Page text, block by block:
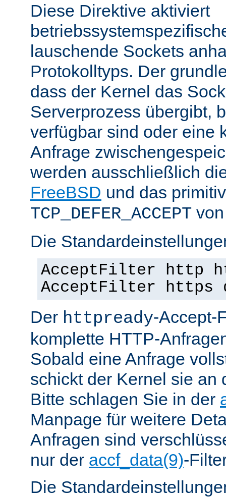
Diese Direktive aktiviert
lauschende Sockets
Protokolltyps. Der
dass der Kernel das
Serverprozess übergibt,
verfügbar sind oder eine
Anfrage
werden ausschließlich
FreeBSD und das
TCP_DEFER_ACCEPT
Die
AcceptFilter http
AcceptFilter https
Der httpready-Accept-
komplette HTTP-
Sobald eine Anfrage
schickt der Kernel sie an
Bitte schlagen Sie in der
Manpage für weitere
Anfragen sind
nur der accf_data(9)-
Die